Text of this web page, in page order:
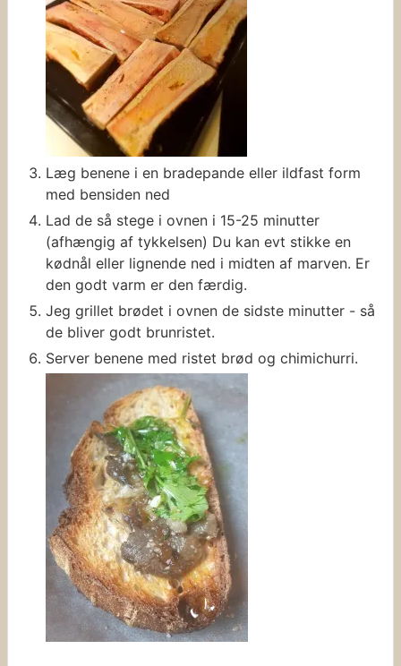
Læg benene i en bradepande eller ildfast form
med bensiden ned
Lad de så stege i ovnen i 15-25 minutter
(afhængig af tykkelsen) Du kan evt stikke en
kødnål eller lignende ned i midten af marven. Er
den godt varm er den færdig.
Jeg grillet brødet i ovnen de sidste minutter - så
de bliver godt brunristet.
Server benene med ristet brød og chimichurri.